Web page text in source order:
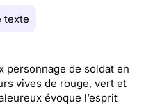
texte
personnage de soldat en
vives de rouge, vert et
évoque l’esprit